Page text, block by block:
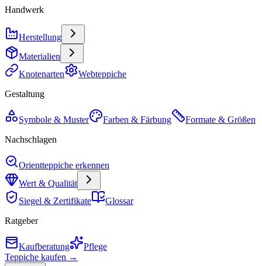
Handwerk
Herstellung
Materialien
Knotenarten
Webteppiche
Gestaltung
Symbole & Muster Farben & Färbung
Formate & Größen
Nachschlagen
Orientteppiche erkennen
Wert & Qualität
Siegel & Zertifikate
Glossar
Ratgeber
Kaufberatung
Pflege
Teppiche kaufen →